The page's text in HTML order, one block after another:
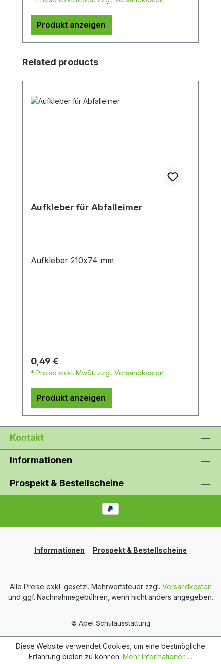
Produkt anzeigen
Produktgalerie überspringen
Related products
Aufkleber für Abfalleimer
Aufkleber 210x74 mm
Regulärer Preis:
0,49 €
* Preise exkl. MwSt. zzgl. Versandkosten
Produkt anzeigen
Kontakt
Informationen
Prospekt & Bestellscheine
Informationen Prospekt & Bestellscheine
Alle Preise exkl. gesetzl. Mehrwertsteuer zzgl. Versandkosten
und ggf. Nachnahmegebühren, wenn nicht anders angegeben.
© Apel Schulausstattung
Diese Website verwendet Cookies, um eine bestmögliche
Erfahrung bieten zu können. Mehr Informationen ...